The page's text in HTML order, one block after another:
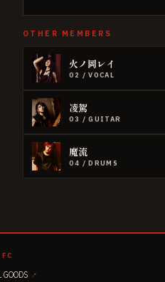
OTHER MEMBERS
火ノ岡レイ
02 /VOCAL
凌駕
03 /GUITAR
魔流
04 /DRUMS
GOODS ↗